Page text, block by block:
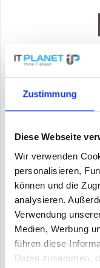
Zustimmung
Diese Webseite
Wir verwenden
personalisieren,
können und die
analysieren.
Verwendung
Medien, Werbung
führen diese
Daten zusammen,
JG962A | HP 1950
Gigabit-Switches mit
fortschrittliche,